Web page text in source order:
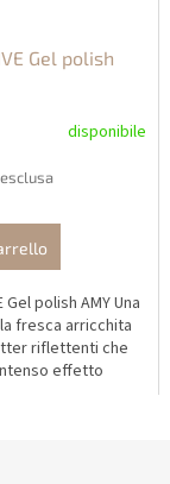
Gel polish
disponibile
Gel polish AMY Una
fresca arricchita
riflettenti che
effetto